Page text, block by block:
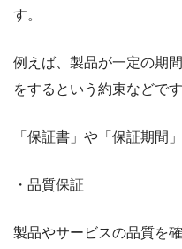
す。
例えば、製品が一定の期
をするという約束などです
「保証書」や「保証期間
・品質保証
製品やサービスの品質を